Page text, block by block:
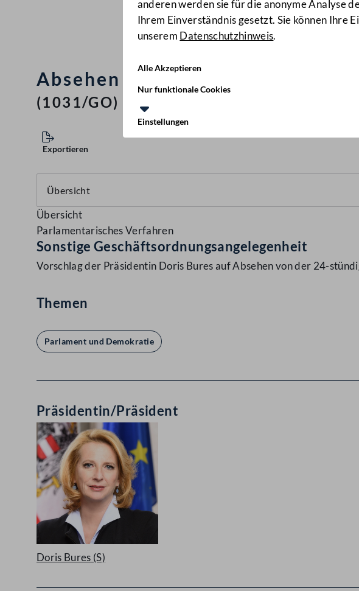
anderen werden sie für die anonyme Analyse
Ihrem Einverständnis gesetzt. Sie können
unserem Datenschutzhinweis.
Alle Akzeptieren
Nur funktionale Cookies
Einstellungen
Absehen von der 24-stündigen
(1031/GO)
Exportieren
Übersicht
Parlamentarisches Verfahren
Sonstige Geschäftsordnungsangelegenheit
Vorschlag der Präsidentin Doris Bures auf Absehen von der 24-
Themen
Parlament und Demokratie
Präsidentin/Präsident
Doris Bures (S)